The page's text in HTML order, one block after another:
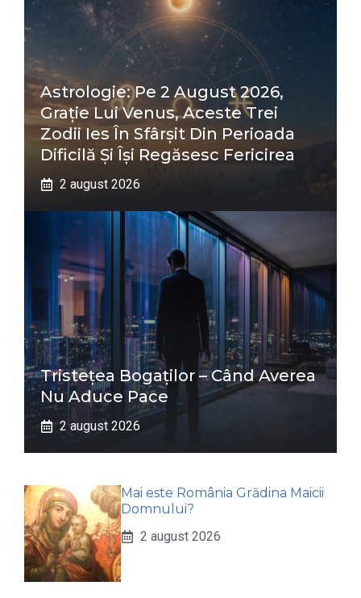
Astrologie: Pe 2 August 2026,
Grație Lui Venus, Aceste Trei
Zodii Ies În Sfârșit Din Perioada
Dificilă Și Își Regăsesc Fericirea
2 august 2026
Tristețea Bogaților – Când Averea
Nu Aduce Pace
2 august 2026
Mai este România Grădina Maicii
Domnului?
2 august 2026